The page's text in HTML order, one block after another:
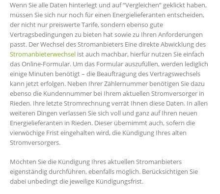
Wenn Sie alle Daten hinterlegt und auf “Vergleichen” geklickt haben,
müssen Sie sich nur noch für einen Energielieferanten entscheiden,
der nicht nur preiswerte Tarife, sondern ebenso gute
Vertragsbedingungen zu bieten hat sowie zu Ihren Anforderungen
passt. Der Wechsel des Stromanbieters Eine direkte Abwicklung des
Stromanbieterwechsel ist auch machbar, hierfür nutzen Sie einfach
das Online-Formular. Um das Formular auszufüllen, werden lediglich
einige Minuten benötigt – die Beauftragung des Vertragswechsels
kann jetzt erfolgen. Neben Ihrer Zählernummer benötigen Sie dazu
ebenso die Kundennummer bei Ihrem aktuellen Stromversorger in
Rieden. Ihre letzte Stromrechnung verrät Ihnen diese Daten. In allen
weiteren Dingen verlassen Sie sich voll und ganz auf Ihren neuen
Energielieferanten in Rieden. Dieser übernimmt auch, sofern die
vierwöchige Frist eingehalten wird, die Kündigung Ihres alten
Stromversorgers.
Möchten Sie die Kündigung Ihres aktuellen Stromanbieters
eigenständig durchführen, ebenfalls möglich. Berücksichtigen Sie
dabei unbedingt die jeweilige Kündigungsfrist.